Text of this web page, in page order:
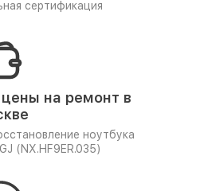
сертификация
на ремонт в
ноутбука
(NX.HF9ER.035)